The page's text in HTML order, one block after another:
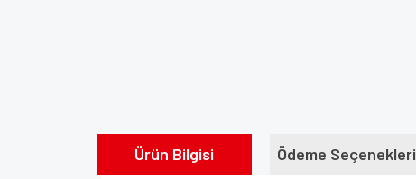
Ürün Bilgisi Ödeme Seçenekleri